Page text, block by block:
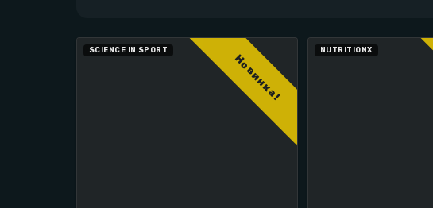
АМІНОКИСЛОТИ
SIS Ukraine | BCAA, EAA, Амінокислоти для бігу, велоспорту,
Новинка!
SCIENCE IN SPORT NUTRITIONX